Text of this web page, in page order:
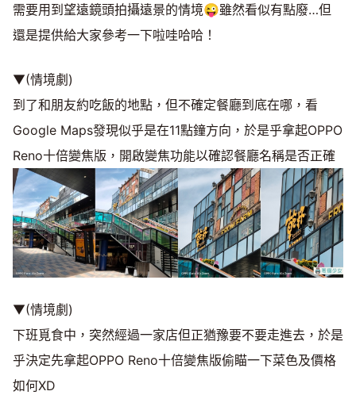
需要用到望遠鏡頭拍攝遠景的情境😜雖然看似有點廢…但
還是提供給大家參考一下啦哇哈哈！
▼(情境劇)
到了和朋友約吃飯的地點，但不確定餐廳到底在哪，看
Google Maps發現似乎是在11點鐘方向，於是乎拿起OPPO
Reno十倍變焦版，開啟變焦功能以確認餐廳名稱是否正確
▼(情境劇)
下班覓食中，突然經過一家店但正猶豫要不要走進去，於是
乎決定先拿起OPPO Reno十倍變焦版偷瞄一下菜色及價格
如何XD